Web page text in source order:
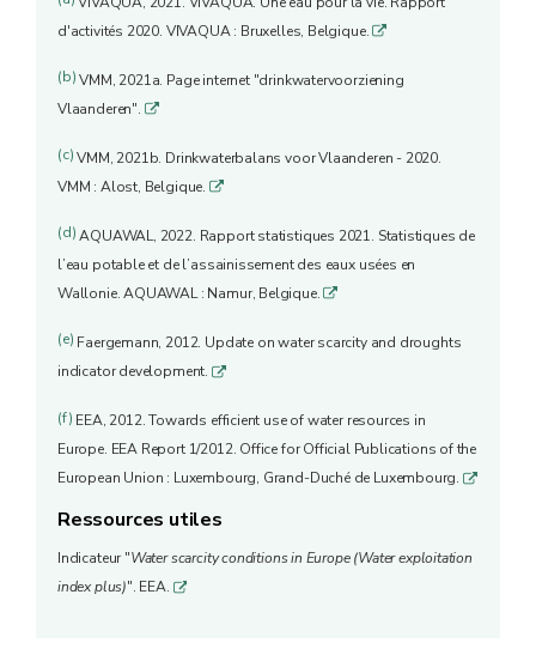
d'activités 2020. VIVAQUA : Bruxelles, Belgique.q
(b)VMM, 2021a. Page internet "drinkwatervoorziening
Vlaanderen".
q
(c)VMM, 2021b. Drinkwaterbalans voor Vlaanderen - 2020.
VMM : Alost, Belgique.
q
(d)AQUAWAL, 2022. Rapport statistiques 2021. Statistiques de
l’eau potable et de l’assainissement des eaux usées en
Wallonie. AQUAWAL : Namur, Belgique.q
(e) Faergemann, 2012. Update on water scarcity and droughts
indicator development. q
(f) EEA, 2012. Towards efficient use of water resources in
Europe. EEA Report 1/2012. Office for Official Publications of the
European Union : Luxembourg, Grand-Duché de Luxembourg. q
Ressources utiles
Indicateur "Water scarcity conditions in Europe (Water exploitation
index plus)". EEA. q